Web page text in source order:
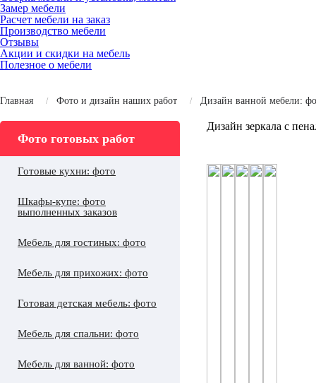
Замер мебели
Расчет мебели на заказ
Производство мебели
Отзывы
Акции и скидки на мебель
Полезное о мебели
Главная Фото и дизайн наших работ Дизайн ванной мебели:
Фото готовых работ
Готовые кухни: фото
Шкафы-купе: фото
выполненных заказов
Мебель для гостиных: фото
Мебель для прихожих: фото
Готовая детская мебель: фото
Мебель для спальни: фото
Мебель для ванной: фото
Дизайн зеркала с